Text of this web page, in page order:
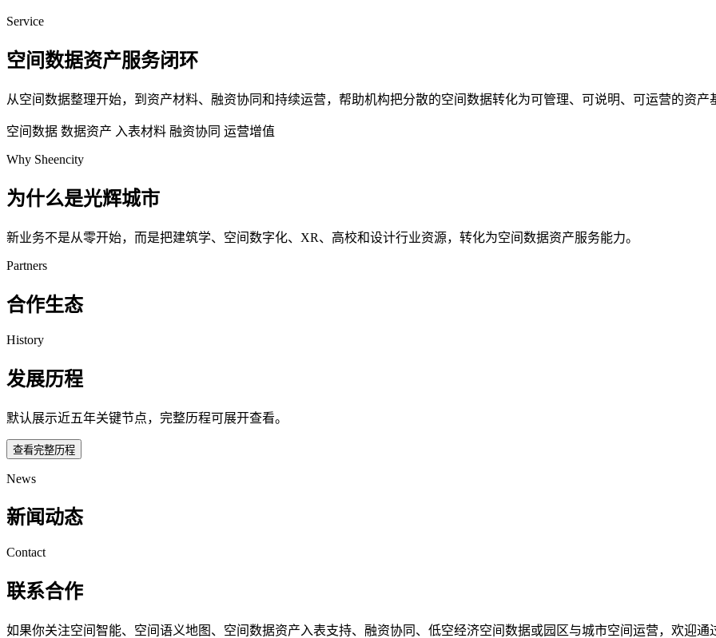
Service
空间数据资产服务闭环
从空间数据整理开始，到资产材料、融资协同和持续运营，帮助机构把分散的空间数据转化为可管理、可说明、可运营的资产
空间数据 数据资产 入表材料 融资协同 运营增值
Why Sheencity
为什么是光辉城市
新业务不是从零开始，而是把建筑学、空间数字化、XR、高校和设计行业资源，转化为空间数据资产服务能力。
Partners
合作生态
History
发展历程
默认展示近五年关键节点，完整历程可展开查看。
查看完整历程
News
新闻动态
Contact
联系合作
如果你关注空间智能、空间语义地图、空间数据资产入表支持、融资协同、低空经济空间数据或园区与城市空间运营，欢迎通